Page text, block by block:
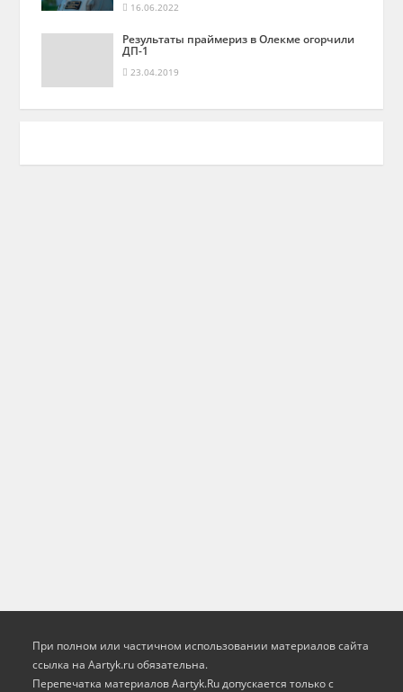
16.06.2022
Результаты праймериз в Олекме огорчили
ДП-1
23.04.2019
При полном или частичном использовании материалов сайта
ссылка на Aartyk.ru oбязательна.
Перепечатка материалов Aartyk.Ru допускается только с